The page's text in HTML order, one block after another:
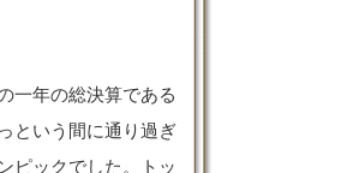
一年の総決算である
という間に通り過ぎ
ピックでした。トッ